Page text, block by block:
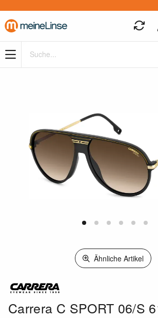
Zum Hauptinhalt springen
Ähnliche Artikel
Carrera C SPORT 06/S